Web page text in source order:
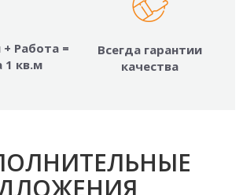
Работа =
1 кв.м
Всегда гарантии
качества